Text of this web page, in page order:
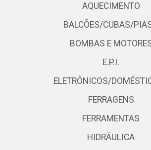
AQUECIMENTO
BALCÕES/CUBAS/
BOMBAS E
E.P.I.
ELETRÔNICOS/
FERRAGENS
FERRAMENTAS
HIDRÁULICA